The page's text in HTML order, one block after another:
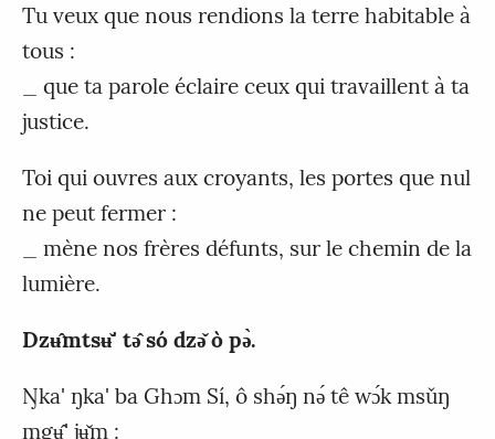
Tu veux que nous rendions la terre habitable à
tous :
_ que ta parole éclaire ceux qui travaillent à ta
justice.
Toi qui ouvres aux croyants, les portes que nul
ne peut fermer :
_ mène nos frères défunts, sur le chemin de la
lumière.
Dzʉ̂mtsʉ̌' tǝ̂ só dzǝ̌ ò pǝ̀.
Ŋka' ŋka' ba Ghɔm Sí, ô shǝ́ŋ nǝ́ tê wɔ́k msǔŋ
mgʉ̂' jʉ̌m :